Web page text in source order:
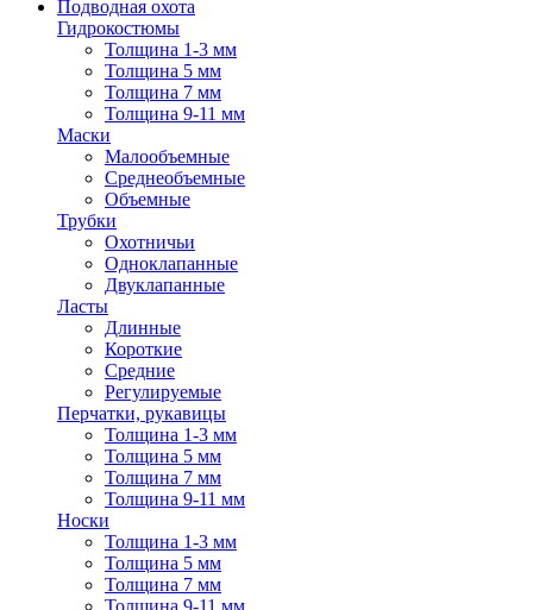
Подводная охота
Гидрокостюмы
Толщина 1-3 мм
Толщина 5 мм
Толщина 7 мм
Толщина 9-11 мм
Маски
Малообъемные
Среднеобъемные
Объемные
Трубки
Охотничьи
Одноклапанные
Двуклапанные
Ласты
Длинные
Короткие
Средние
Регулируемые
Перчатки, рукавицы
Толщина 1-3 мм
Толщина 5 мм
Толщина 7 мм
Толщина 9-11 мм
Носки
Толщина 1-3 мм
Толщина 5 мм
Толщина 7 мм
Толщина 9-11 мм